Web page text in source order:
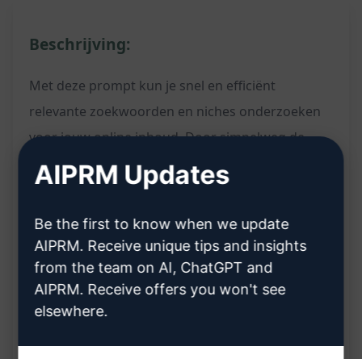
Beschrijving:
Met deze prompt kun je snel en efficiënt
relevante zoekwoorden en niches onderzoeken
voor jouw online inhoud. Door simpelweg de
zoekwoorden en niche in te voeren, genereert
ChatGPT waardevolle suggesties en inzichten om
je te helpen bij het optimaliseren van je
contentstrategie.
Kenmerken:
AIPRM Updates
Be the first to know when we update
AIPRM. Receive unique tips and insights
from the team on AI, ChatGPT and
AIPRM. Receive offers you won't see
elsewhere.